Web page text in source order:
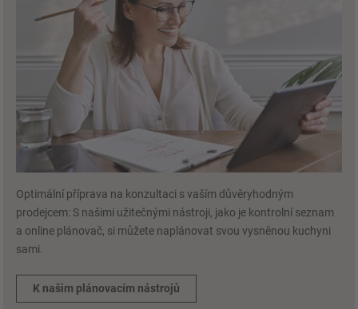
Optimální příprava na konzultaci s vaším důvěryhodným
prodejcem: S našimi užitečnými nástroji, jako je kontrolní seznam
a online plánovač, si můžete naplánovat svou vysněnou kuchyni
sami.
K našim plánovacím nástrojů